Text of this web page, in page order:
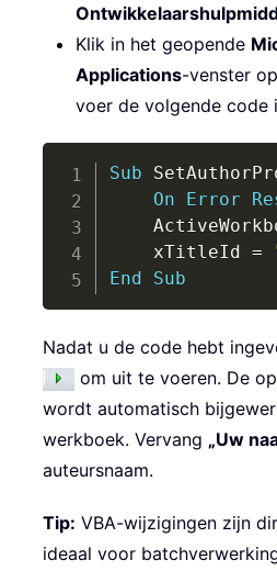
Klik in het geopende
Applications-venster op
voer de volgende code
Sub
On
Error
    xTitleId
=
End
Sub
Nadat u de code hebt
om uit te voeren. De
wordt automatisch
werkboek. Vervang „Uw
auteursnaam.
Tip: VBA-wijzigingen zijn
ideaal voor